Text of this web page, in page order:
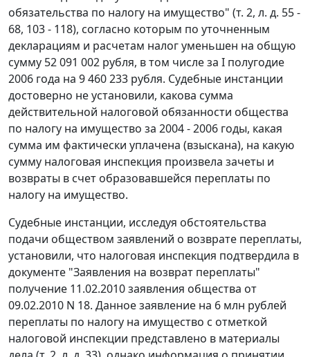
обязательства по налогу на имущество" (т. 2, л. д. 55 -
68, 103 - 118), согласно которым по уточненным
декларациям и расчетам налог уменьшен на общую
сумму 52 091 002 рубля, в том числе за I полугодие
2006 года на 9 460 233 рубля. Судебные инстанции
достоверно не установили, какова сумма
действительной налоговой обязанности общества
по налогу на имущество за 2004 - 2006 годы, какая
сумма им фактически уплачена (взыскана), на какую
сумму налоговая инспекция произвела зачеты и
возвраты в счет образовавшейся переплаты по
налогу на имущество.
Судебные инстанции, исследуя обстоятельства
подачи обществом заявлений о возврате переплаты,
установили, что налоговая инспекция подтвердила в
документе "Заявления на возврат переплаты"
получение 11.02.2010 заявления общества от
09.02.2010 N 18. Данное заявление на 6 млн рублей
переплаты по налогу на имущество с отметкой
налоговой инспекции представлено в материалы